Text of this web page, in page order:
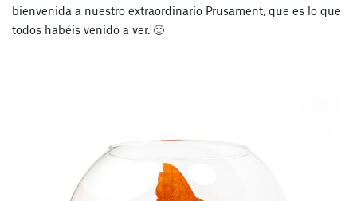
bienvenida a nuestro extraordinario Prusament, que es lo que
todos habéis venido a ver. 🙂